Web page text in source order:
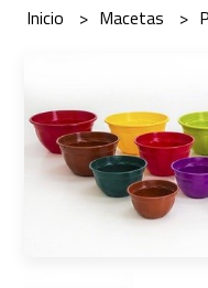
Inicio Macetas